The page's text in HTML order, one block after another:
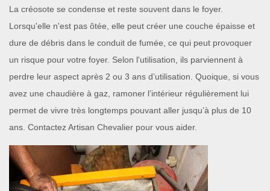
La créosote se condense et reste souvent dans le foyer.
Lorsqu'elle n'est pas ôtée, elle peut créer une couche épaisse et
dure de débris dans le conduit de fumée, ce qui peut provoquer
un risque pour votre foyer. Selon l'utilisation, ils parviennent à
perdre leur aspect après 2 ou 3 ans d’utilisation. Quoique, si vous
avez une chaudière à gaz, ramoner l’intérieur régulièrement lui
permet de vivre très longtemps pouvant aller jusqu’à plus de 10
ans. Contactez Artisan Chevalier pour vous aider.